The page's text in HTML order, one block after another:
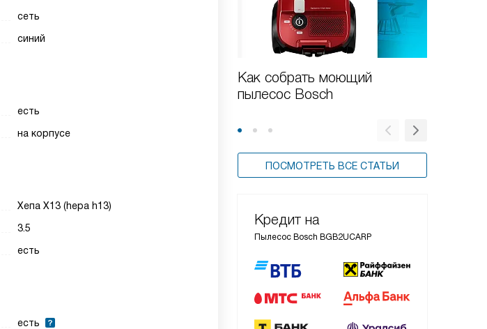
Как собрать моющий
пылесос Bosch
ПОСМОТРЕТЬ ВСЕ СТАТЬИ
Кредит на
Пылесос Bosch BGB2UCARP
сеть
синий
есть
на корпусе
Хепа Х13 (hepa h13)
3.5
есть
есть